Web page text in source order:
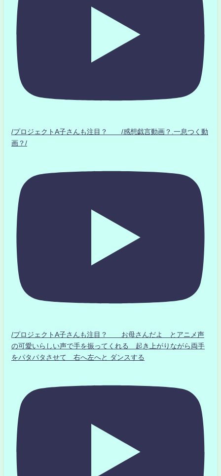
/プロジェクトA子さんも注目？ /感想戯言動画？.一息つく動
画？/
/プロジェクトA子さんも注目？ お母さんだよ とアニメ声
の可愛いらしい声で手を振ってくれる 起き上がりながら両手
をパタパタさせて 右へ左へと ダンスする